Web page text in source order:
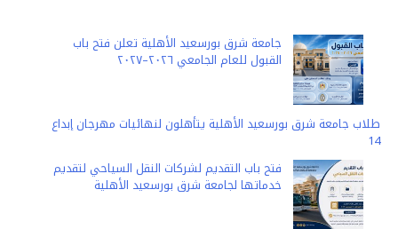
o
k
g
e
r
p
n
k
جامعة شرق بورسعيد الأهلية تعلن فتح باب
القبول للعام الجامعي ٢٠٢٦–٢٠٢٧
طلاب جامعة شرق بورسعيد الأهلية يتأهلون لنهائيات مهرجان إبداع
14
فتح باب التقديم لشركات النقل السياحي لتقديم
خدماتها لجامعة شرق بورسعيد الأهلية